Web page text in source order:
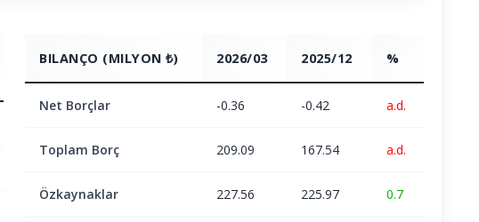
BILANÇO (MILYON ₺) 2026/03 2025/12 %
Net Borçlar -0.36 -0.42 a.d.
Toplam Borç 209.09 167.54 a.d.
Özkaynaklar 227.56 225.97 0.7